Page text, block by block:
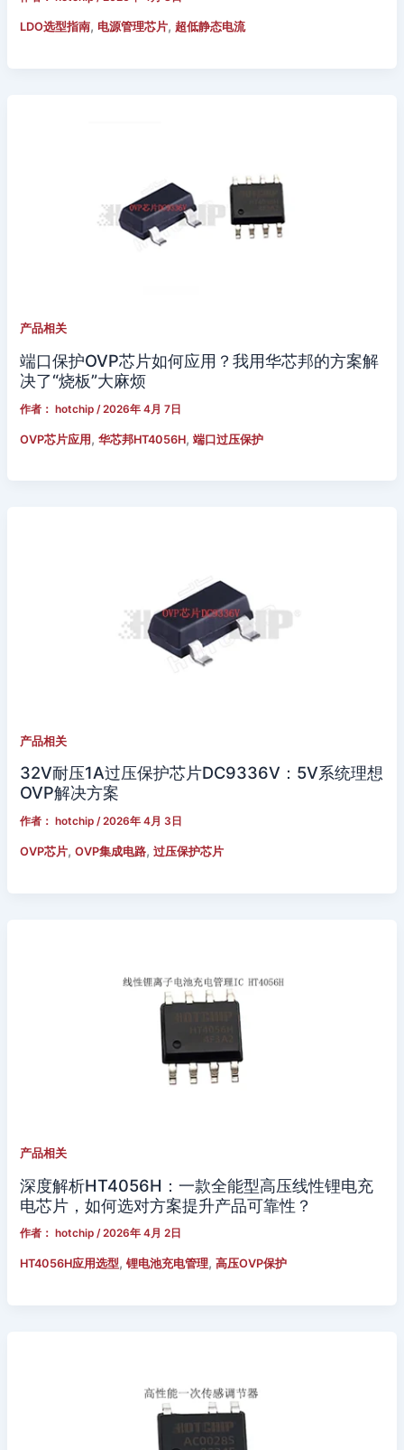
LDO选型指南, 电源管理芯片,超低静态电流
产品相关
端口保护OVP芯片如何应用？我用华芯邦的方案解
决了“烧板”大麻烦
作者： hotchip/2026年 4月 7日
OVP芯片应用,华芯邦HT4056H,端口过压保护
产品相关
32V耐压1A过压保护芯片DC9336V：5V系统理想
OVP解决方案
作者： hotchip/2026年 4月 3日
OVP芯片,OVP集成电路,过压保护芯片
产品相关
深度解析HT4056H：一款全能型高压线性锂电充
电芯片，如何选对方案提升产品可靠性？
作者： hotchip/2026年 4月 2日
HT4056H应用选型,锂电池充电管理,高压OVP保护